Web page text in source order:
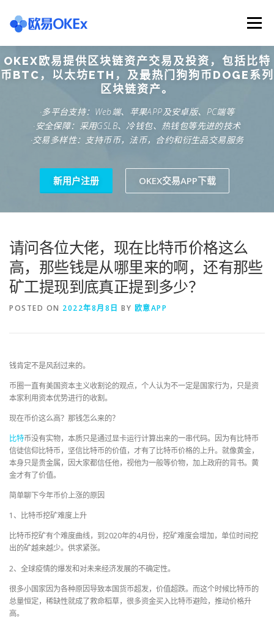
content
Menu
欧意交易所 关于欧意OKX 欧意APP下载
欧意注册网址 欧意交易下载 欧意团队
OKEX欧易提供区块链资产交易及投资，包括比特
币BTC，以太坊ETH，及最热门狗狗币DOGE系列
区块链资产。
·多平台支持：Web端、苹果APP及安卓版、PC端等
·安全保障：采用GSLB、冷钱包、热钱包等先进的技术
·交易多样性：支持币币，法币，合约和衍生品交易服务
新用户注册 OKEX交易APP下载
请问各位大佬，现在比特币价格这么
高，那些钱是从哪里来的啊，还有那些
矿工提现到底真正提到多少？
POSTED ON 2022年8月8日 BY 欧意APP
钱肯定不是风刮过来的。
币圈一直有美国资本主义收割论的观点，个人认为不一定是国家行为，只是资
本家利用资本优势进行的收割。
现在币价这么高？那钱怎么来的？
比特币没有实物，本质只是通过显卡运行计算出来的一串代码。因为有比特币
信徒信仰比特币，坚信比特币的价值，才有了比特币价格的上升。就像黄金，
本身只是贵金属，因大家都信任他，视他为一般等价物，加上政府的背书。黄
金才有了价值。
简单聊下今年币价上涨的原因
1、比特币挖矿难度上升
比特币挖矿有个难度曲线，到2020年的4月份，挖矿难度会增加，单位时间挖
出的矿越来越少。供求紧张。
2、全球疫情的爆发和对未来经济发展的不确定性。
很多小国家因为各种原因导致本国货币超发，价值超跌。而这个时候比特币的
总量恒定，稀缺性就成了救命稻草，很多资金买入比特币避险，推动价格升
高。